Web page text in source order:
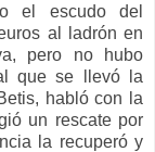
el escudo del
al ladrón en
pero no hubo
que se
llevó la
habló con la
un rescate por
la recuperóy